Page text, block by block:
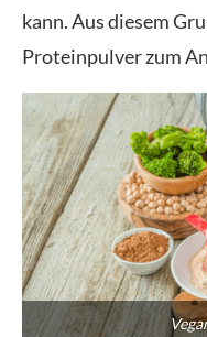
kann. Aus diesem
Proteinpulver zum